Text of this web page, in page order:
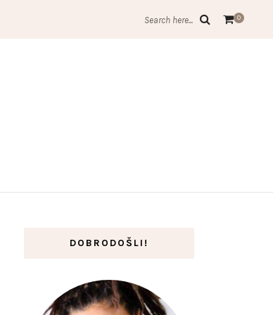
Search here... 0
DOBRODOŠLI!